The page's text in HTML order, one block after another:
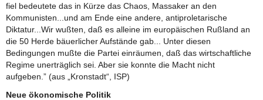
fiel bedeutete das in Kürze das Chaos, Massaker an den
Kommunisten...und am Ende eine andere, antiproletarische
Diktatur...Wir wußten, daß es alleine im europäischen Rußland an
die 50 Herde bäuerlicher Aufstände gab... Unter diesen
Bedingungen mußte die Partei einräumen, daß das wirtschaftliche
Regime unerträglich sei. Aber sie konnte die Macht nicht
aufgeben.” (aus „Kronstadt“, ISP)
Neue ökonomische Politik